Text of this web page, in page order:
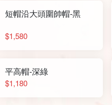
短帽沿大頭圍帥帽-黑
$1,580
平高帽-深綠
$1,180